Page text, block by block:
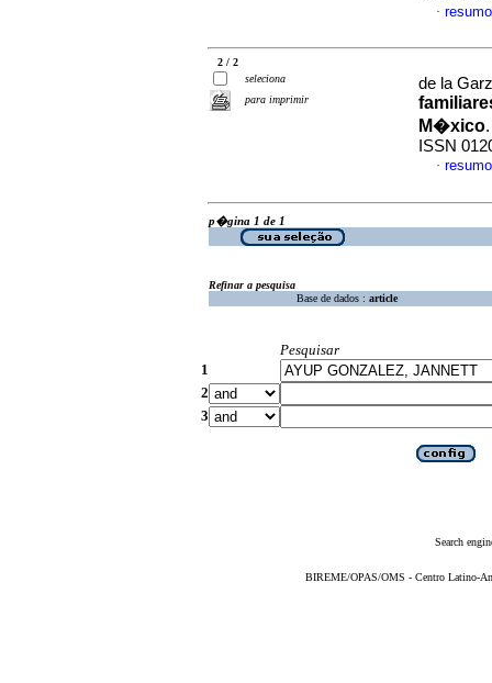
·
2 / 2
seleciona
para imprimir
de la
M�xico
ISSN
·
p�gina 1 de 1
Refinar a pesquisa
Base de dados : article
Pesquisar
1
2
3
Search
BIREME/OPAS/OMS - Centro Latino-